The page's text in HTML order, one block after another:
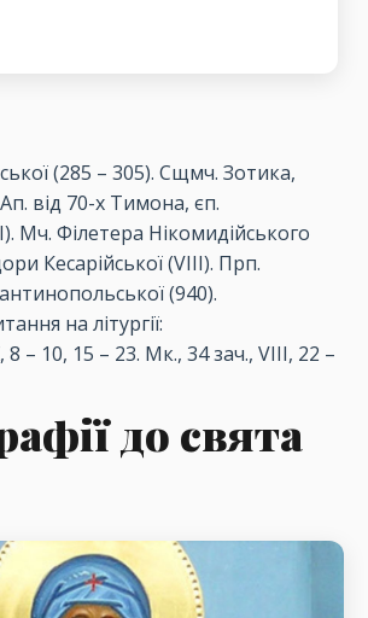
(285 – 305). Сщмч. Зотика,
Ап. від 70-х Тимона, єп.
Мч. Філетера Нікомидійського
Кесарійської (VІІІ). Прп.
(940).
на літургії:
8 – 10, 15 – 23. Мк., 34 зач., VIII, 22 –
до свята